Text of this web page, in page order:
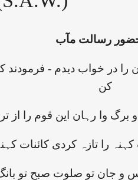
رسالت مآب
سید احمد خان را در خواب
کن
و برگ وا رہان این قوم را
را تازہ کردی کائنات کہنہ
و جان تو صلوت صبح تو